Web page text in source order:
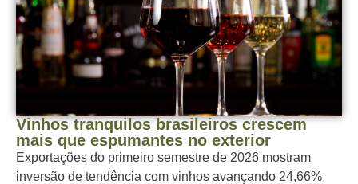
Vinhos tranquilos brasileiros crescem
mais que espumantes no exterior
Exportações do primeiro semestre de 2026 mostram
inversão de tendência com vinhos avançando 24,66%